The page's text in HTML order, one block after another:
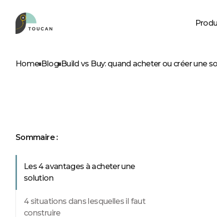
Home Blog Build vs Buy: quand acheter ou créer une
Sommaire :
Les 4 avantages à acheter une
solution
4 situations dans lesquelles il faut
construire